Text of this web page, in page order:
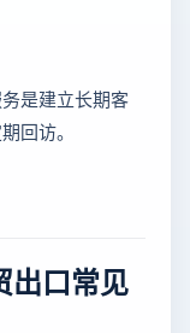
是建立长期客
回访。
出口常见